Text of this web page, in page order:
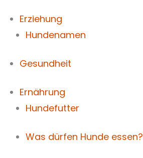
Erziehung
Hundenamen
Gesundheit
Ernährung
Hundefutter
Was dürfen Hunde essen?